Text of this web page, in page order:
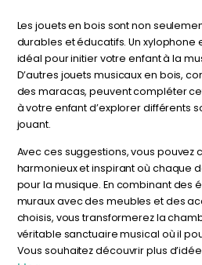
Les jouets en bois sont non
durables et éducatifs. Un xylophone
idéal pour initier votre enfant à la
D’autres jouets musicaux en bois,
des maracas, peuvent compléter
à votre enfant d’explorer différents
jouant.
Avec ces suggestions, vous pouvez
harmonieux et inspirant où chaque
pour la musique. En combinant des
muraux avec des meubles et des
choisis, vous transformerez la
véritable sanctuaire musical où il
Vous souhaitez découvrir plus